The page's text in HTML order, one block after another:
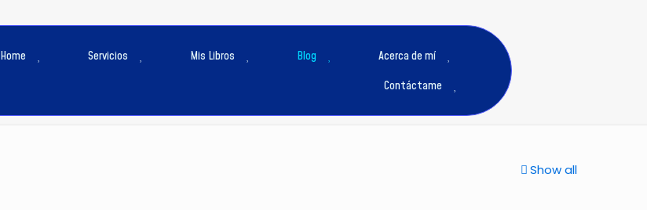
Home Servicios Mis Libros Blog
Acerca de mí
Contáctame
Blog
Show all